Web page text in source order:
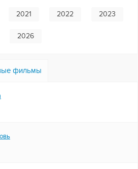
2021 2022 2023
2026
фильмы